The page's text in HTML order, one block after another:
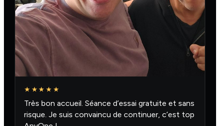
★★★★★
Très bon accueil. Séance d’essai gratuite et sans
risque. Je suis convaincu de continuer, c’est top